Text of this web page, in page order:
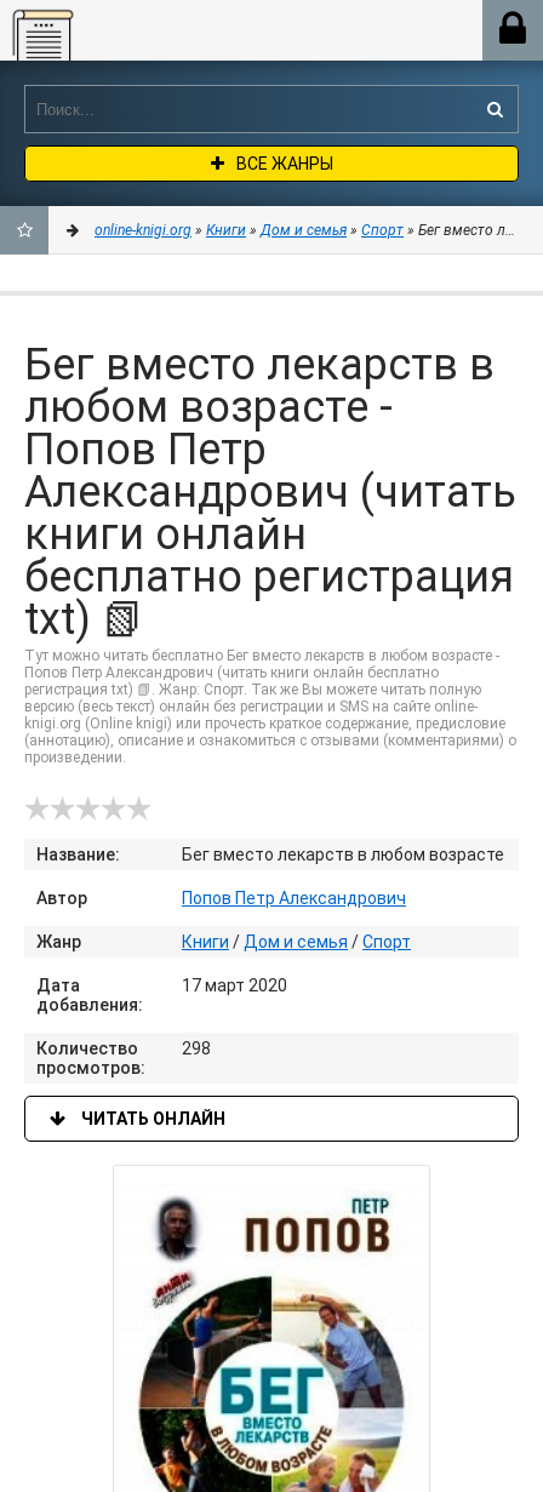
Online-knigi.org
ВСЕ ЖАНРЫ
ЗАКЛАДКИ
online-knigi.org » Книги »Дом и семья » Спорт » Бег вместо
Бег вместо лекарств в
любом возрасте -
Попов Петр
Александрович (читать
книги онлайн
бесплатно регистрация
txt) 📗
Тут можно читать бесплатно Бег вместо лекарств в любом возрасте -
Попов Петр Александрович (читать книги онлайн бесплатно
регистрация txt) 📗. Жанр: Спорт. Так же Вы можете читать полную
версию (весь текст) онлайн без регистрации и SMS на сайте online-
knigi.org (Online knigi) или прочесть краткое содержание, предисловие
(аннотацию), описание и ознакомиться с отзывами (комментариями) о
произведении.
Название: Бег вместо лекарств в любом возрасте
Автор Попов Петр Александрович
Жанр Книги / Дом и семья /Спорт
Дата
добавления:
17 март 2020
Количество
просмотров:
298
ЧИТАТЬ ОНЛАЙН